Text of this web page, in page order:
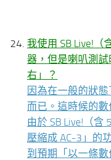
我使用 SB Live!（
器，但是喇叭測
右」？
因為在一般的狀
而已。這時候的
由於 SB Live!（
壓縮成 AC-3」的
到預期「以一條